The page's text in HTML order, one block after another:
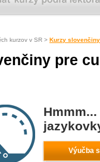
kurzov v SR > Kurzy
pre
Výučba